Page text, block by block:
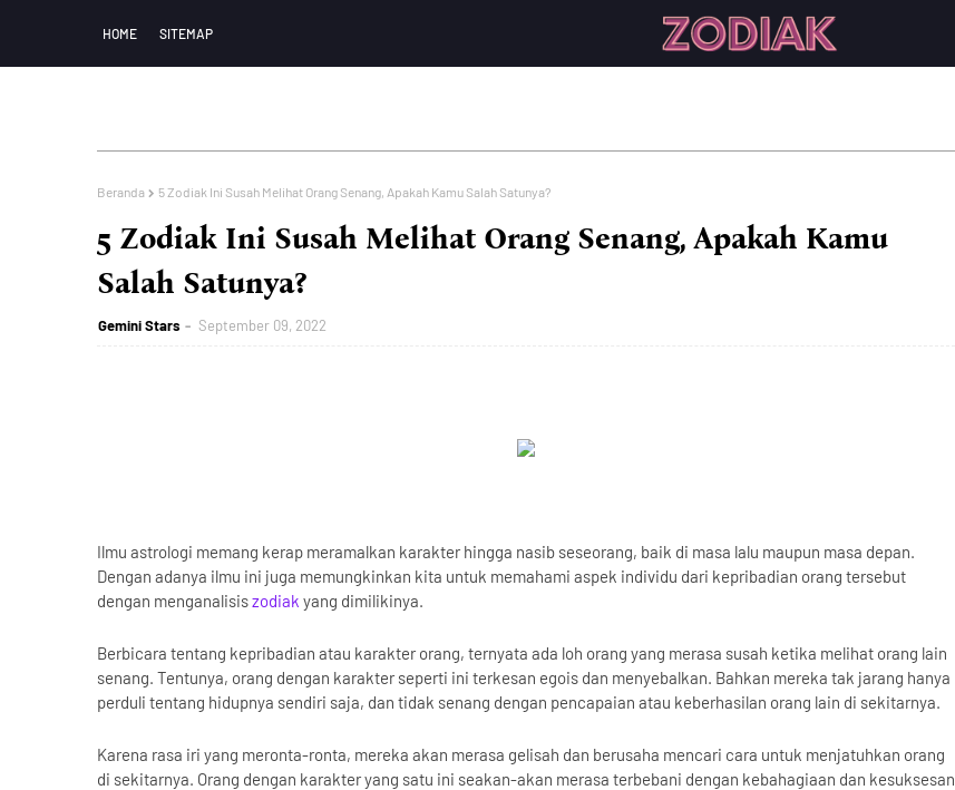
HOME SITEMAP
Beranda 5 Zodiak Ini Susah Melihat Orang Senang, Apakah Kamu Salah Satunya?
5 Zodiak Ini Susah Melihat Orang Senang, Apakah Kamu
Salah Satunya?
Gemini Stars September 09, 2022
Ilmu astrologi memang kerap meramalkan karakter hingga nasib seseorang, baik di masa lalu maupun masa depan.
Dengan adanya ilmu ini juga memungkinkan kita untuk memahami aspek individu dari kepribadian orang tersebut
dengan menganalisiszodiak yang dimilikinya.
Berbicara tentang kepribadian atau karakter orang, ternyata ada loh orang yang merasa susah ketika melihat orang lain
senang. Tentunya, orang dengan karakter seperti ini terkesan egois dan menyebalkan. Bahkan mereka tak jarang hanya
perduli tentang hidupnya sendiri saja, dan tidak senang dengan pencapaian atau keberhasilan orang lain di sekitarnya.
Karena rasa iri yang meronta-ronta, mereka akan merasa gelisah dan berusaha mencari cara untuk menjatuhkan orang
di sekitarnya. Orang dengan karakter yang satu ini seakan-akan merasa terbebani dengan kebahagiaan dan kesuksesan